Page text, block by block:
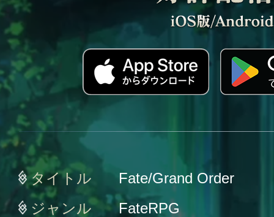
タイトル
Fate/Grand Order
ジャンル
FateRPG